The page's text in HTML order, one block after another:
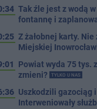
Tak źle jest z wodą
fontannę i
Z żałobnej karty.
Miejskiej
Powiat wyda 75 tys.
zmieni?
TYLKO U NAS
Uszkodzili gazociąg
Interweniowały